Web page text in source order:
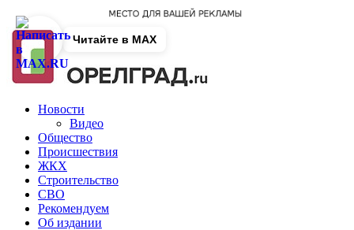
Новости
Видео
Общество
Происшествия
ЖКХ
Строительство
СВО
Рекомендуем
Об издании
Читайте в MAX